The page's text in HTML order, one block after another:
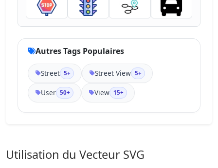
Autres Tags Populaires
Street 5+ Street View 5+
User 50+ View 15+
Utilisation du Vecteur SVG